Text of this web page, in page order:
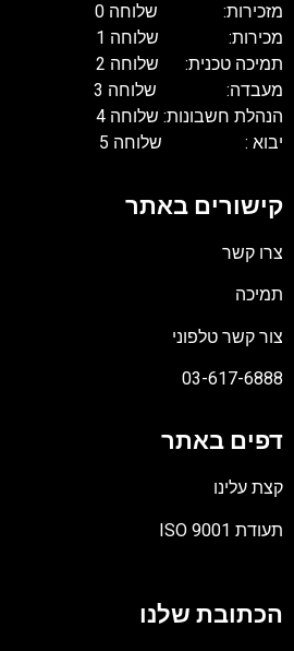
מזכירות: שלוחה 0
מכירות: שלוחה 1
תמיכה טכנית: שלוחה 2
מעבדה: שלוחה 3
הנהלת חשבונות: שלוחה 4
יבוא : שלוחה 5
קישורים באתר
צרו קשר
תמיכה
צור קשר טלפוני
03-617-6888
דפים באתר
קצת עלינו
תעודת ISO 9001
PDF
הכתובת שלנו